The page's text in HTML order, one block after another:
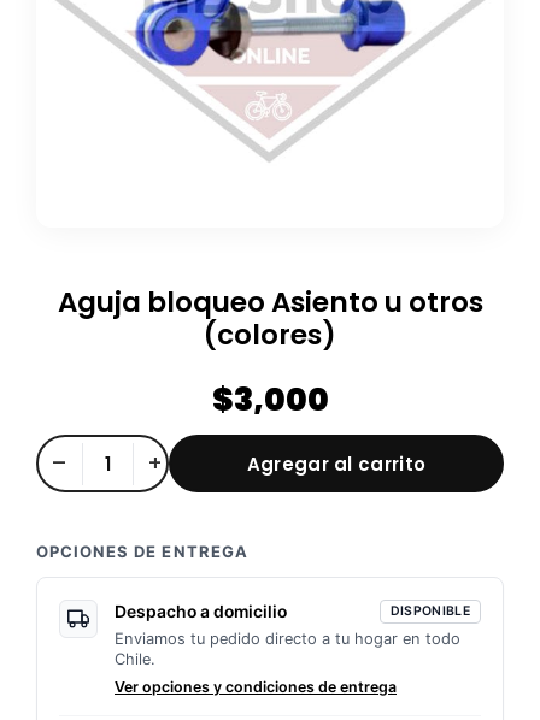
Aguja bloqueo Asiento u otros
(colores)
$3,000
Aguja
bloqueo
u
otros
(colores)
cantidad
– + Agregar al carrito
OPCIONES DE ENTREGA
Despacho a domicilio DISPONIBLE
Enviamos tu pedido directo a tu hogar en todo
Chile.
Ver opciones y condiciones de entrega